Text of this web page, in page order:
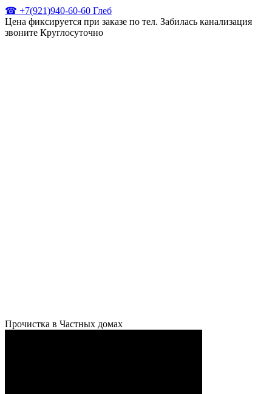
☎ +7(921)940-60-60 Глеб
Цена фиксируется при заказе по тел. Забилась канализация
звоните Круглосуточно
Прочистка в Частных домах